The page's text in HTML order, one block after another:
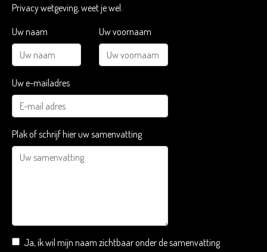
Privacy wetgeving, weet je wel.
Uw naam
Uw voornaam
Uw e-mailadres
Plak of schrijf hier uw samenvatting
Ja, ik wil mijn naam zichtbaar onder de samenvatting